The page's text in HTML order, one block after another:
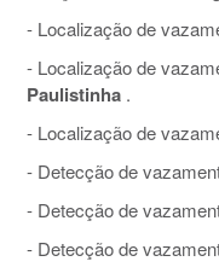
- Localização de
- Localização de
Paulistinha .
- Localização de
- Detecção de
- Detecção de
- Detecção de